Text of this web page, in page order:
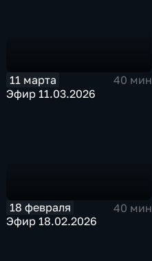
11 марта
40 мин
Эфир 11.03.2026
18 февраля
40 мин
Эфир 18.02.2026